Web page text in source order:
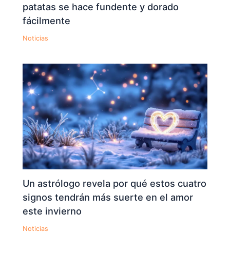
patatas se hace fundente y dorado
fácilmente
Noticias
Un astrólogo revela por qué estos cuatro
signos tendrán más suerte en el amor
este invierno
Noticias